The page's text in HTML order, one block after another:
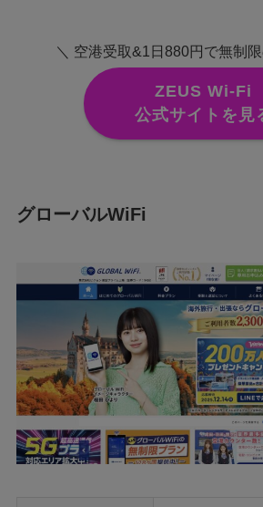
＼ 空港受取&1日880円で無制
ZEUS Wi-Fi
公式サイトを見
グローバルWiFi